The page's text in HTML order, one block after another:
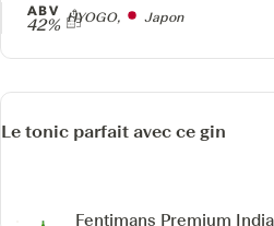
Producteur
HYOGO, Japon
ABV
42%
Le tonic parfait avec ce gin
Fentimans Premium